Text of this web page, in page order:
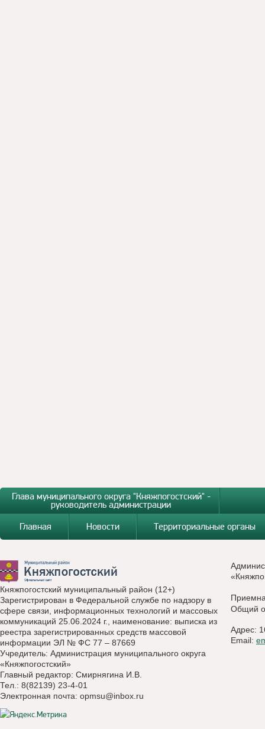
Глава муниципального округа "Княжпогостский" -
руководитель администрации
Главная
Новости Территориальные органы
Княжпогостский муниципальный район (12+)
Зарегистрирован в Федеральной службе по надзору в
сфере связи, информационных технологий и массовых
коммуникаций 25.06.2024 г., наименование: выписка из
реестра зарегистрированных средств массовой
информации ЭЛ № ФС 77 – 87669
Учредитель: Администрация муниципального округа
«Княжпогостский»
Главный редактор: Смирнягина И.В.
Тел.: 8(82139) 23-4-01
Электронная почта: opmsu@inbox.ru
Общий
Адрес:
Email: